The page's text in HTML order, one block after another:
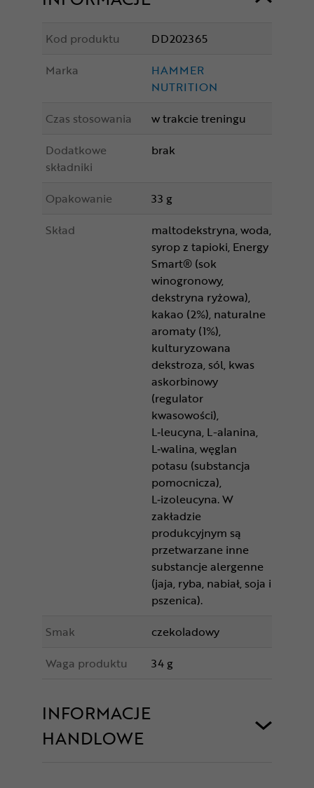
Kod produktu
DD202365
Marka
HAMMER
NUTRITION
Czas stosowania
w trakcie treningu
Dodatkowe
składniki
brak
Opakowanie
33 g
Skład
maltodekstryna, woda,
syrop z tapioki, Energy
Smart® (sok
winogronowy,
dekstryna ryżowa),
kakao (2%), naturalne
aromaty (1%),
kulturyzowana
dekstroza, sól, kwas
askorbinowy
(regulator
kwasowości),
L‑leucyna, L-alanina,
L‑walina, węglan
potasu (substancja
pomocnicza),
L‑izoleucyna. W
zakładzie
produkcyjnym są
przetwarzane inne
substancje alergenne
(jaja, ryba, nabiał, soja i
pszenica).
Smak
czekoladowy
Waga produktu
34 g
INFORMACJE
HANDLOWE